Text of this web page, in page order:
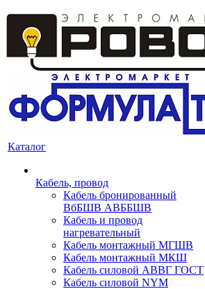
Каталог
Кабель, провод
Кабель бронированный
ВбБШВ АВББШВ
Кабель и провод
нагревательный
Кабель монтажный МГШВ
Кабель монтажный МКШ
Кабель силовой АВВГ ГОСТ
Кабель силовой NYM